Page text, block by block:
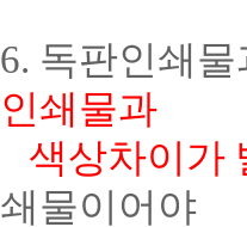
6. 독판인쇄
인쇄물과
색상차이가
쇄물이어야